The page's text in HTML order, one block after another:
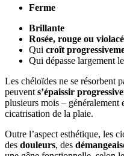
Ferme
Brillante
Rosée, rouge ou
Qui croît
Qui dépasse largement
Les chéloïdes ne se résorbent
peuvent s’épaissir
plusieurs mois – généralement
cicatrisation de la plaie.
Outre l’aspect esthétique, les
des douleurs, des